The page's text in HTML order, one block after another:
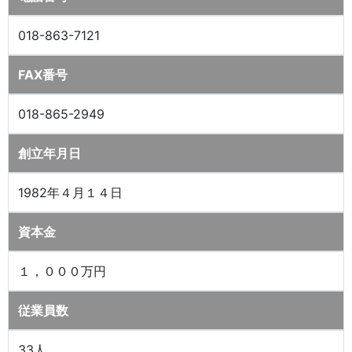
018-863-7121
FAX番号
018-865-2949
創立年月日
1982年４月１４日
資本金
１，０００万円
従業員数